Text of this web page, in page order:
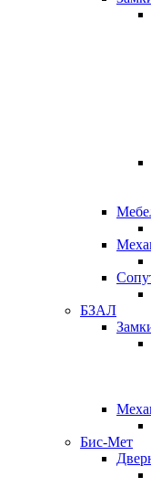
БЗАЛ
Бис-Мет